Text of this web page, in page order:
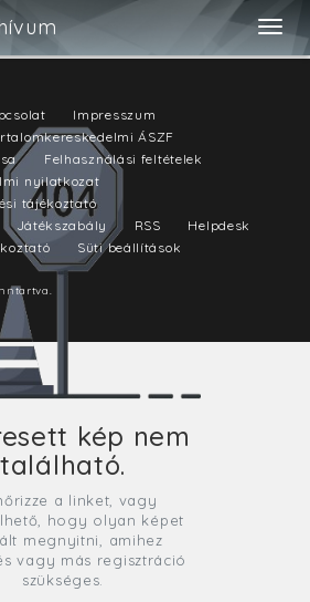
kép nem
található.
a linket, vagy
hogy olyan képet
megnyitni, amihez
vagy más regisztráció
szükséges.
Impresszum
ÁSZF
Felhasználási feltételek
nyilatkozat
tájékoztató
Játékszabály RSS
Helpdesk
Süti beállítások